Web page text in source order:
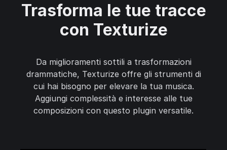
Trasforma le tue tracce
con Texturize
Da miglioramenti sottili a trasformazioni
drammatiche, Texturize offre gli strumenti di
cui hai bisogno per elevare la tua musica.
Aggiungi complessità e interesse alle tue
composizioni con questo plugin versatile.